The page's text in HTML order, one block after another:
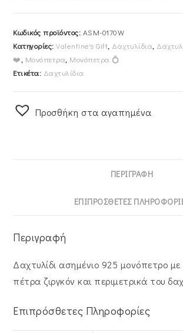
Κωδικός προϊόντος: ASM-0170W
Κατηγορίες:Valentine's Gift, Δαχτυλίδια,
❤️, Μονόπετρα, Μονόπετρα 💍
Ετικέτα: Δαχτυλίδια
Προσθήκη στα αγαπημένα
ΠΕΡΙΓΡΑΦΉ
ΕΠΙΠΡΌΣΘΕΤΕΣ
Περιγραφή
Δαχτυλίδι ασημένιο 925 μονόπετρο με
πέτρα ζιργκόν και περιμετρικά του
Επιπρόσθετες Πληροφορίες